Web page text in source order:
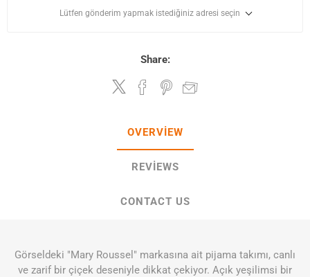
Lütfen gönderim yapmak istediğiniz adresi seçin
Share:
OVERVIEW
REVIEWS
CONTACT US
Görseldeki "Mary Roussel" markasına ait pijama takımı, canlı
ve zarif bir çiçek deseniyle dikkat çekiyor. Açık yeşilimsi bir